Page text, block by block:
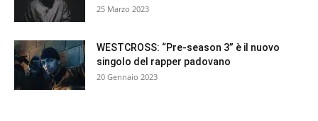
25 Marzo 2023
WESTCROSS: “Pre-season 3” è il nuovo
singolo del rapper padovano
20 Gennaio 2023